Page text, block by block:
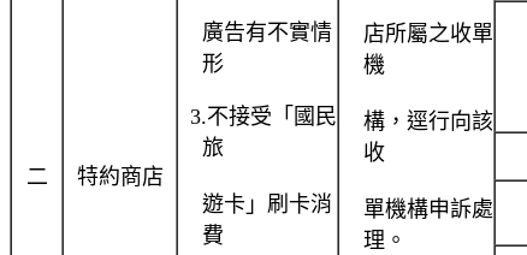
二 特約商店
廣告有不實情
形
3.不接受「國民
旅
遊卡」刷卡消
費
店所屬之收單
機
構，逕行向該
收
單機構申訴處
理。